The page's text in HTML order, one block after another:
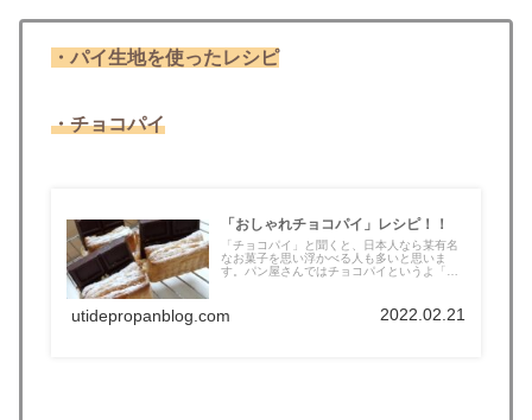
・パイ生地を使ったレシピ
・チョコパイ
「おしゃれチョコパイ」レシピ！！
「チョコパイ」と聞くと、日本人なら某有名
なお菓子を思い浮かべる人も多いと思いま
す。パン屋さんではチョコパイというよ「チ
utidepropanblog.com 2022.02.21